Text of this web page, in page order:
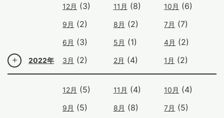
2022年
12月 (3) 11月 (8) 10月 (6)
9月 (2) 8月 (2) 7月 (7)
6月 (3) 5月 (1) 4月 (2)
3月 (2) 2月 (4) 1月 (2)
12月 (5) 11月 (4) 10月 (4)
9月 (5) 8月 (8) 7月 (5)